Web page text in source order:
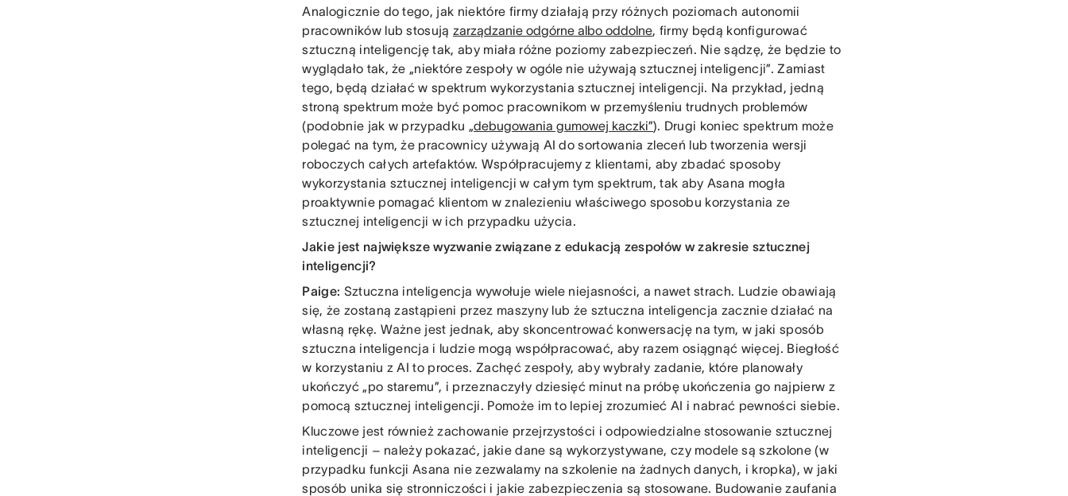
Analogicznie do tego, jak niektóre firmy działają przy różnych poziomach autonomii
pracowników lub stosują zarządzanie odgórne albo oddolne , firmy będą konfigurować
sztuczną inteligencję tak, aby miała różne poziomy zabezpieczeń. Nie sądzę, że będzie to
wyglądało tak, że „niektóre zespoły w ogóle nie używają sztucznej inteligencji”. Zamiast
tego, będą działać w spektrum wykorzystania sztucznej inteligencji. Na przykład, jedną
stroną spektrum może być pomoc pracownikom w przemyśleniu trudnych problemów
(podobnie jak w przypadku
„debugowania gumowej kaczki”). Drugi koniec spektrum może
polegać na tym, że pracownicy używają AI do sortowania zleceń lub tworzenia wersji
roboczych całych artefaktów. Współpracujemy z klientami, aby zbadać sposoby
wykorzystania sztucznej inteligencji w całym tym spektrum, tak aby Asana mogła
proaktywnie pomagać klientom w znalezieniu właściwego sposobu korzystania ze
sztucznej inteligencji w ich przypadku użycia.
Jakie jest największe wyzwanie związane z edukacją zespołów w zakresie sztucznej
inteligencji?
Paige: Sztuczna inteligencja wywołuje wiele niejasności, a nawet strach. Ludzie obawiają
się, że zostaną zastąpieni przez maszyny lub że sztuczna inteligencja zacznie działać na
własną rękę. Ważne jest jednak, aby skoncentrować konwersację na tym, w jaki sposób
sztuczna inteligencja i ludzie mogą współpracować, aby razem osiągnąć więcej. Biegłość
w korzystaniu z AI to proces. Zachęć zespoły, aby wybrały zadanie, które planowały
ukończyć „po staremu”, i przeznaczyły dziesięć minut na próbę ukończenia go najpierw z
pomocą sztucznej inteligencji. Pomoże im to lepiej zrozumieć AI i nabrać pewności siebie.
Kluczowe jest również zachowanie przejrzystości i odpowiedzialne stosowanie sztucznej
inteligencji – należy pokazać, jakie dane są wykorzystywane, czy modele są szkolone (w
przypadku funkcji Asana nie zezwalamy na szkolenie na żadnych danych, i kropka), w jaki
sposób unika się stronniczości i jakie zabezpieczenia są stosowane. Budowanie zaufania